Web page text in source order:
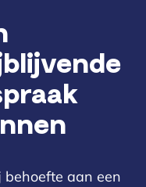
behoefte aan een